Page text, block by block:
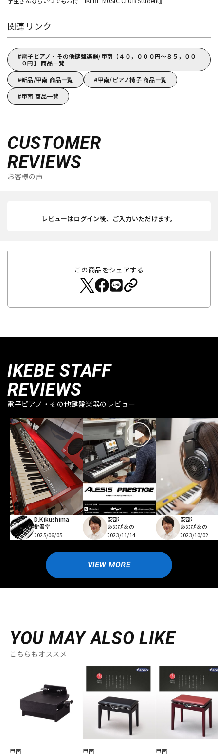
関連リンク
電子ピアノ・その他鍵盤楽器/甲南【４０，０００円～８５，００
０円】 商品一覧
新品/甲南 商品一覧
甲南/ピアノ椅子 商品一覧
甲南 商品一覧
CUSTOMER
REVIEWS
お客様の声
レビューはログイン後、ご入力いただけます。
この商品をシェアする
IKEBE STAFF
REVIEWS
電子ピアノ・その他鍵盤楽器のレビュー
D.Kikushima
鍵盤堂
2025/06/05
安部
あのぴあの
2023/11/14
安部
あのぴあの
2023/10/02
VIEW MORE
YOU MAY ALSO LIKE
こちらもオススメ
甲南 甲南 甲南